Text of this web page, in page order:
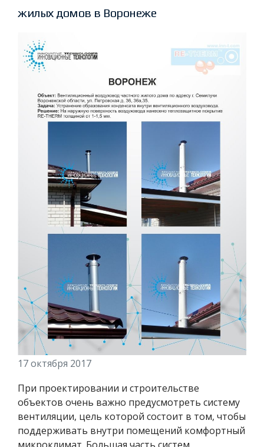
жилых домов в Воронеже
17 октября 2017
При проектировании и строительстве
объектов очень важно предусмотреть систему
вентиляции, цель которой состоит в том, чтобы
поддерживать внутри помещений комфортный